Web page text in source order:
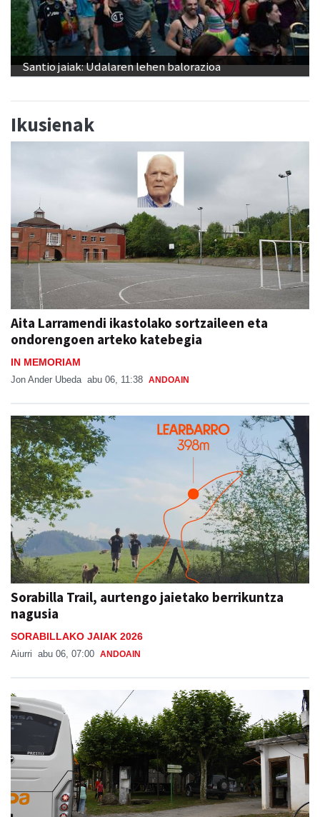
Santio jaiak: Udalaren lehen balorazioa
Ikusienak
Aita Larramendi ikastolako sortzaileen eta
ondorengoen arteko katebegia
IN MEMORIAM
Jon Ander Ubeda abu 06, 11:38 ANDOAIN
Sorabilla Trail, aurtengo jaietako berrikuntza
nagusia
SORABILLAKO JAIAK 2026
Aiurri abu 06, 07:00 ANDOAIN